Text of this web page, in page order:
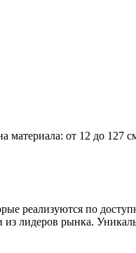
от 12 до 127
реализуются по
лидеров рынка.